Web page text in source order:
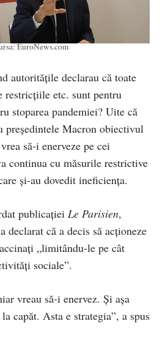
EuroNews.com
autoritățile declarau că toate
restricțiile etc. sunt pentru
stoparea pandemiei? Uite că
președintele Macron obiectivul
să-i enerveze pe cei
continua cu măsurile restrictive
și-au dovedit ineficiența.
publicației Le Parisien,
declarat că a decis să acționeze
„limitându-le pe cât
sociale”.
vreau să-i enervez. Și așa
capăt. Asta e strategia”, a spus